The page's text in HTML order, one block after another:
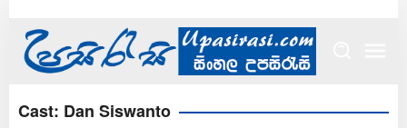
content
Cast: Dan Siswanto